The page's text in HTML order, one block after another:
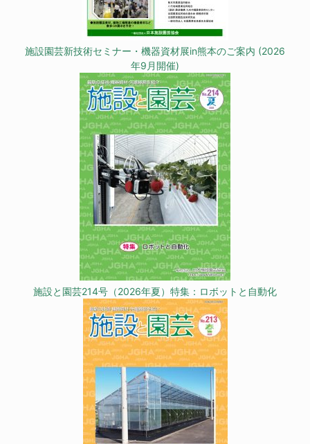
施設園芸新技術セミナー・機器資材展in熊本のご案内 (2026
年9月開催)
施設と園芸214号（2026年夏）特集：ロボットと自動化